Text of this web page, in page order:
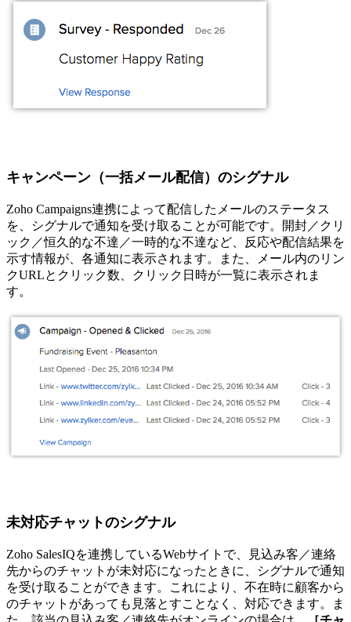
キャンペーン（一括メール配信）のシグナル
Zoho Campaigns連携によって配信したメールのステータス
を、シグナルで通知を受け取ることが可能です。開封／クリ
ック／恒久的な不達／一時的な不達など、反応や配信結果を
示す情報が、各通知に表示されます。また、メール内のリン
クURLとクリック数、クリック日時が一覧に表示されま
す。
未対応チャットのシグナル
Zoho SalesIQを連携しているWebサイトで、見込み客／連絡
先からのチャットが未対応になったときに、シグナルで通知
を受け取ることができます。これにより、不在時に顧客から
のチャットがあっても見落とすことなく、対応できます。ま